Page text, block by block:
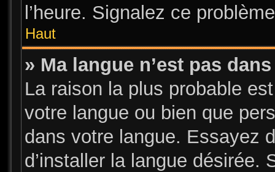
l’heure. Signalez ce
Haut
» Ma langue n’est pas
La raison la plus probable
votre langue ou bien que
dans votre langue. Essayez
d’installer la langue désirée.